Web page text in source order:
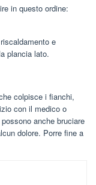
in questo ordine:
e
plancia lato.
colpisce i fianchi,
con il medico o
anche bruciare
dolore. Porre fine a